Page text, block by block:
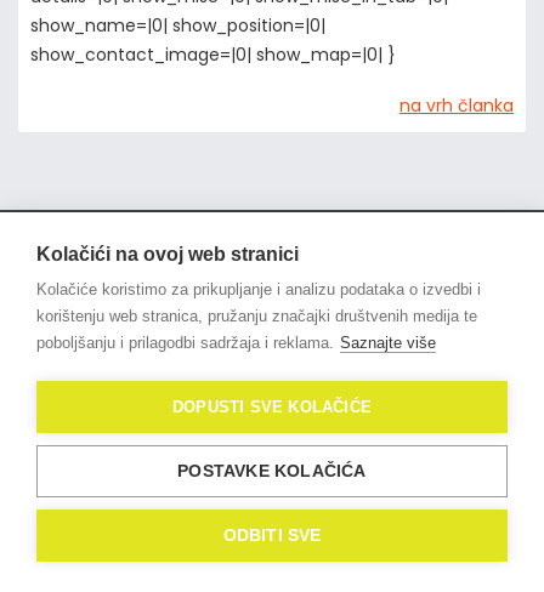
show_name=|0| show_position=|0|
show_contact_image=|0| show_map=|0| }
na vrh članka
© 2021
Reserved.Izrada web stranica
Domidona IT
Kolačići (eng. Cookies)
Kolačići na ovoj web stranici
Kolačiće koristimo za prikupljanje i analizu podataka o izvedbi i
korištenju web stranica, pružanju značajki društvenih medija te
poboljšanju i prilagodbi sadržaja i reklama. Saznajte više
DOPUSTI SVE KOLAČIĆE
POSTAVKE KOLAČIĆA
ODBITI SVE